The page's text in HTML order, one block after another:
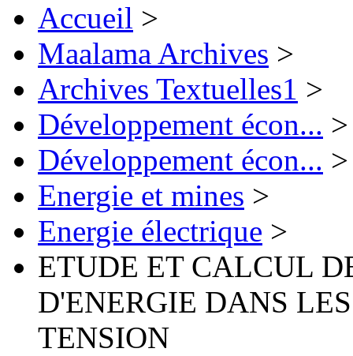
Accueil >
Maalama Archives >
Archives Textuelles1 >
Développement écon... >
Développement écon... >
Energie et mines >
Energie électrique >
ETUDE ET CALCUL
D'ENERGIE DANS
TENSION